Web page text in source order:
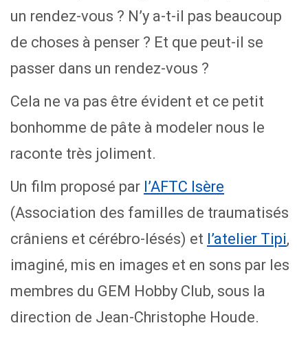
un rendez-vous ? N’y a-t-il pas beaucoup
de choses à penser ? Et que peut-il se
passer dans un rendez-vous ?
Cela ne va pas être évident et ce petit
bonhomme de pâte à modeler nous le
raconte très joliment.
Un film proposé par l’AFTC Isère
(Association des familles de traumatisés
crâniens et cérébro-lésés) et l’atelier Tipi,
imaginé, mis en images et en sons par les
membres du GEM Hobby Club, sous la
direction de Jean-Christophe Houde.